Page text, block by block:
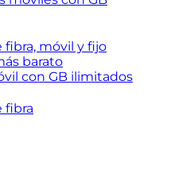
fibra, móvil y fijo
barato
con GB ilimitados
fibra